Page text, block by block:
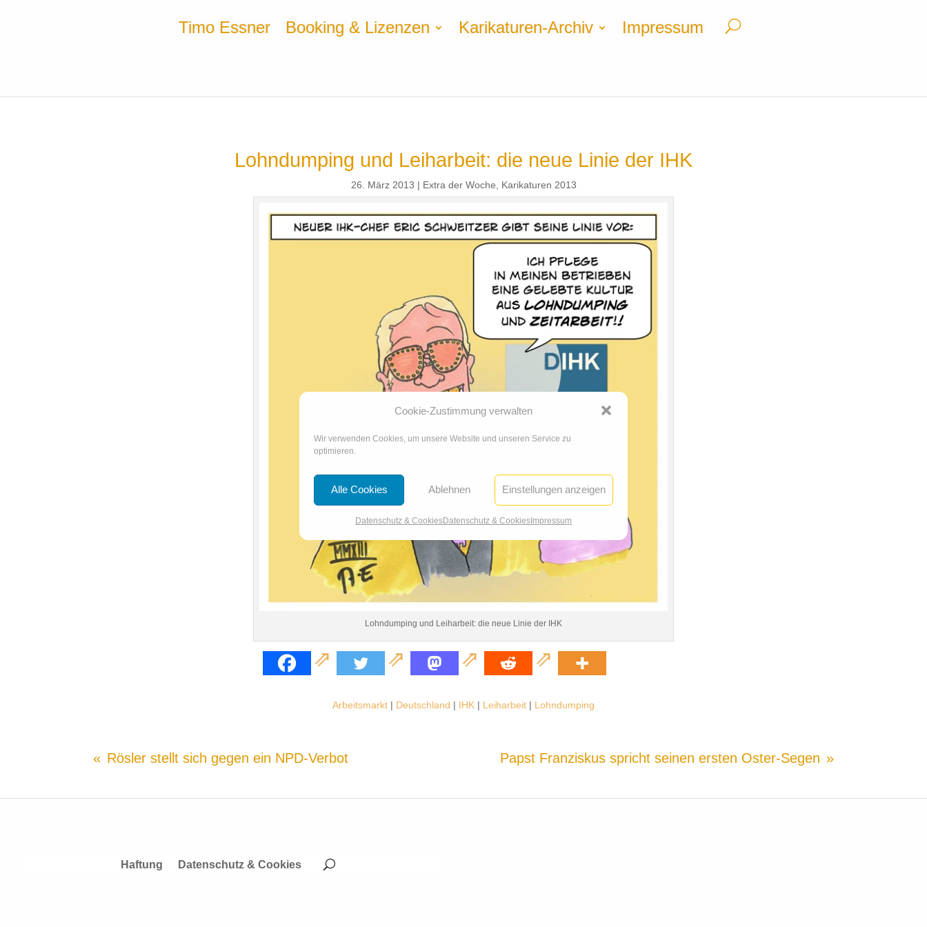
Cookie-Zustimmung verwalten
Wir verwenden Cookies, um unsere Website und unseren Service zu
optimieren.
Alle Cookies Ablehnen Einstellungen anzeigen
Datenschutz & CookiesDatenschutz & CookiesImpressum
Timo Essner Booking & Lizenzen Karikaturen-Archiv Impressum
Lohndumping und Leiharbeit: die neue Linie der IHK
26. März 2013 Extra der Woche, Karikaturen 2013
Lohndumping und Leiharbeit: die neue Linie der IHK
Arbeitsmarkt | Deutschland | IHK | Leiharbeit | Lohndumping
Rösler stellt sich gegen ein NPD-Verbot Papst Franziskus spricht seinen ersten Oster-Segen
Haftung Datenschutz & Cookies